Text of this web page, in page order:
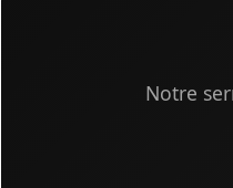
Notre